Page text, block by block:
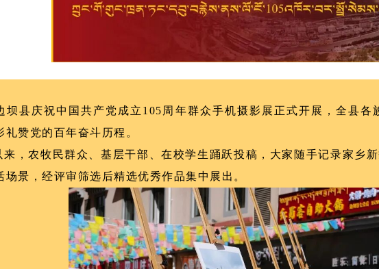
坝县庆祝中国共产党成立105周年群众手机摄影展正式开展，全县
礼赞党的百年奋斗历程 。
来，农牧民群众、基层干部、在校学生踊跃投稿，大家随手记录家乡
场景，经评审筛选后精选优秀作品集中展出。